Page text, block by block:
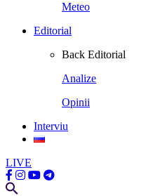
Meteo
Editorial
Back Editorial
Analize
Opinii
Interviu
LIVE